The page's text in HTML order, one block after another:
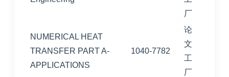
厂
NUMERICAL HEAT
TRANSFER PART A-
APPLICATIONS
1040-7782
论
文
工
厂